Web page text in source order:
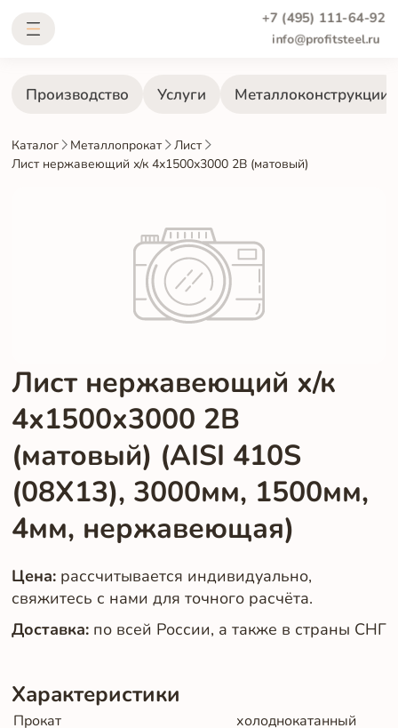
+7 (495) 111-64-92
info@profitsteel.ru
Производство Услуги Металлоконструкции
Каталог Металлопрокат
Лист
Лист нержавеющий х/к 4х1500х3000 2B (матовый)
Лист нержавеющий х/к
4х1500х3000 2B
(матовый) (AISI 410S
(08Х13), 3000мм, 1500мм,
4мм, нержавеющая)
Цена: рассчитывается индивидуально,
свяжитесь с нами для точного расчёта.
Доставка: по всей России, а также в страны СНГ
Характеристики
Прокат
холоднокатанный